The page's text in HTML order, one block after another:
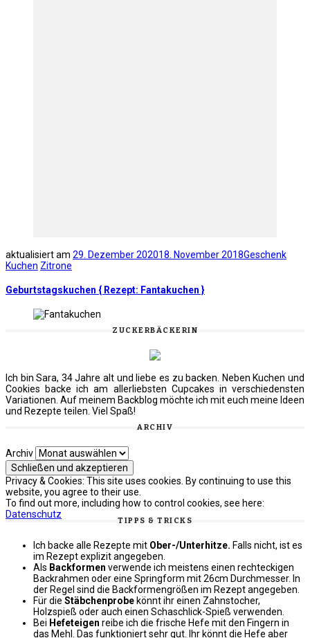
aktualisiert am 29. Dezember 202018. November 2018Geschenk
Kuchen Zitrone
Geburtstagskuchen { Rezept: Fantakuchen }
ZUCKERBÄCKERIN
Ich bin Sara, 34 Jahre alt und liebe es zu backen. Neben Kuchen und
Cookies backe ich am allerliebsten Cupcakes in verschiedensten
Variationen. Auf meinem Backblog möchte ich mit euch meine Ideen
und Rezepte teilen. Viel Spaß!
ARCHIV
Archiv
Privacy & Cookies: This site uses cookies. By continuing to use this
website, you agree to their use.
To find out more, including how to control cookies, see here:
Datenschutz
TIPPS & TRICKS
Ich backe alle Rezepte mit Ober-/Unterhitze. Falls nicht, ist es
im Rezept explizit angegeben.
Als Backformen verwende ich meistens einen rechteckigen
Backrahmen oder eine Springform mit 26cm Durchmesser. In
der Regel sind die Backformengrößen im Rezept angegeben.
Für die Stäbchenprobe könnt ihr einen Zahnstocher,
Holzspieß oder auch einen Schaschlick-Spieß verwenden.
Bei Hefeteigen reibe ich die frische Hefe mit den Fingern in
das Mehl. Das funktioniert sehr gut. Ihr könnt die Hefe aber